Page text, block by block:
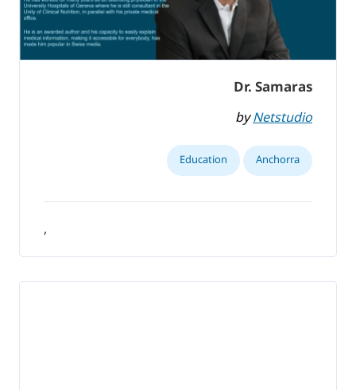
Dr. Samaras
byNetstudio
Anchorra
Education
,